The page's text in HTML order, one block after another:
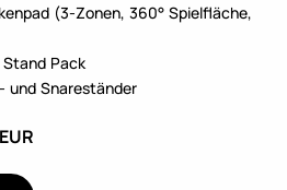
(3-Zonen, 360° Spielfläche,
Stand Pack
und Snareständer